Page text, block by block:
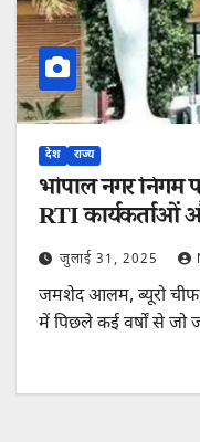
देश राज्य
भोपाल नगर निगम
RTI कार्यकर्ताओं
जुलाई 31, 2025
जमशेद आलम, ब्यूरो चीफ,
में पिछले कई वर्षों से जो